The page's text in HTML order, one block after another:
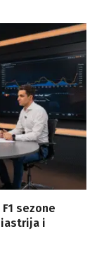
sezone
i